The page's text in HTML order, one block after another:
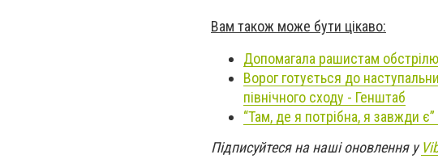
Вам також може бути цікаво:
Допомагала рашистам
Ворог готується до
північного сходу - Генштаб
“Там, де я потрібна, я завжди
Підписуйтеся на наші оновлення у